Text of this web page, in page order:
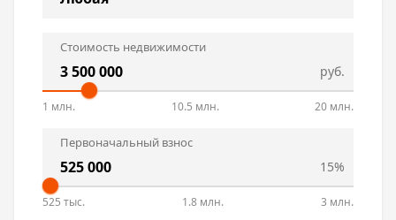
Стоимость недвижимости
руб.
1 млн. 10.5 млн. 20 млн.
Первоначальный взнос
15%
525 тыс. 1.8 млн. 3 млн.